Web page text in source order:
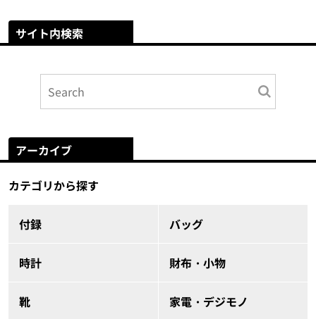
サイト内検索
アーカイブ
カテゴリから探す
付録 バッグ
時計 財布・小物
靴 家電・デジモノ